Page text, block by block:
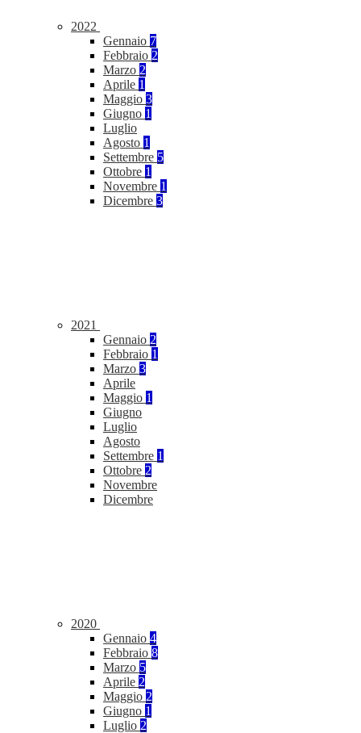
2022
Gennaio 7
Febbraio 2
Marzo 2
Aprile 1
Maggio 3
Giugno 1
Luglio
Agosto 1
Settembre 5
Ottobre 1
Novembre 1
Dicembre 3
2021
Gennaio 2
Febbraio 1
Marzo 3
Aprile
Maggio 1
Giugno
Luglio
Agosto
Settembre 1
Ottobre 2
Novembre
Dicembre
2020
Gennaio 4
Febbraio 8
Marzo 5
Aprile 2
Maggio 2
Giugno 1
Luglio 2